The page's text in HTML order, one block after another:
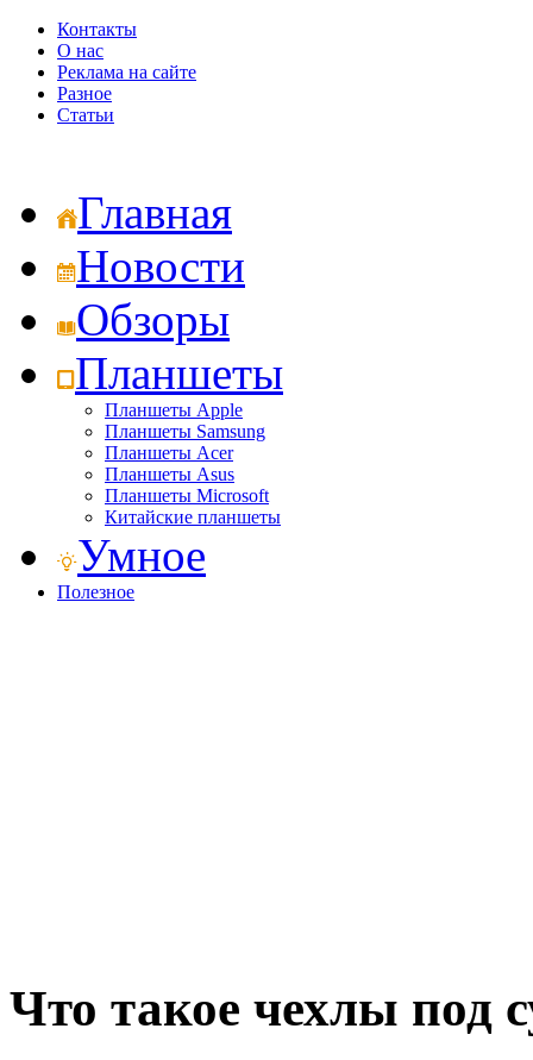
Контакты
О нас
Реклама на сайте
Разное
Статьи
Главная
Новости
Обзоры
Планшеты
Планшеты Apple
Планшеты Samsung
Планшеты Acer
Планшеты Asus
Планшеты Microsoft
Китайские планшеты
Умное
Полезное
Что такое чехлы под